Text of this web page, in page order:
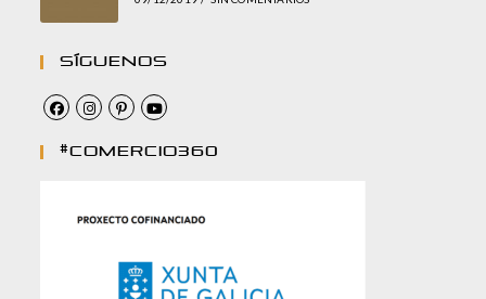
Síguenos
#comercio360